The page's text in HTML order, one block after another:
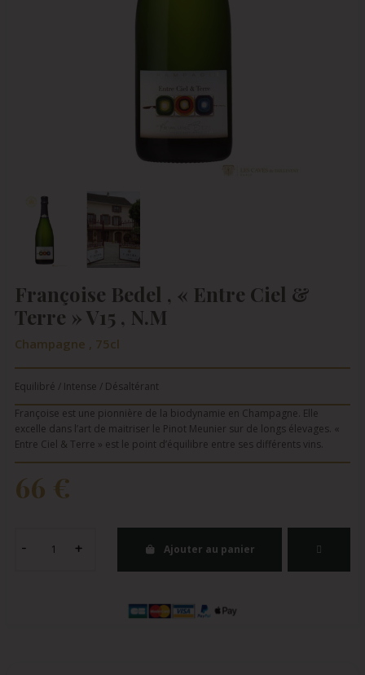
Françoise Bedel , « Entre Ciel &
Terre » V15 , N.M
Champagne , 75cl
Equilibré / Intense / Désaltérant
Françoise est une pionnière de la biodynamie en Champagne. Elle
excelle dans l’art de maitriser le Pinot Meunier sur de longs élevages. «
Entre Ciel & Terre » est le point d’équilibre entre ses différents vins.
66 €
Ajouter au panier